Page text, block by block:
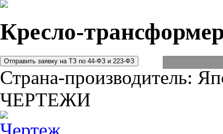
Кресло-
Страна-производитель:
ЧЕРТЕЖИ